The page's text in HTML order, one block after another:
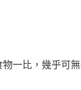
一比，幾乎可無